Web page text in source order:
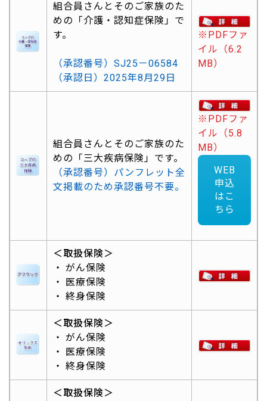
組合員さんとそのご家族のた
めの「介護・認知症保険」で
す。
（承認番号）SJ25－06584
（承認日）2025年8月29日
※PDFファ
イル（6.2
MB）
組合員さんとそのご家族のた
めの「三大疾病保険」です。
（承認番号）パンフレット全
文掲載のため承認番号不要。
※PDFファ
イル（5.8
MB）
WEB
申込
はこ
ちら
＜取扱保険＞
がん保険
医療保険
終身保険
＜取扱保険＞
がん保険
医療保険
終身保険
＜取扱保険＞